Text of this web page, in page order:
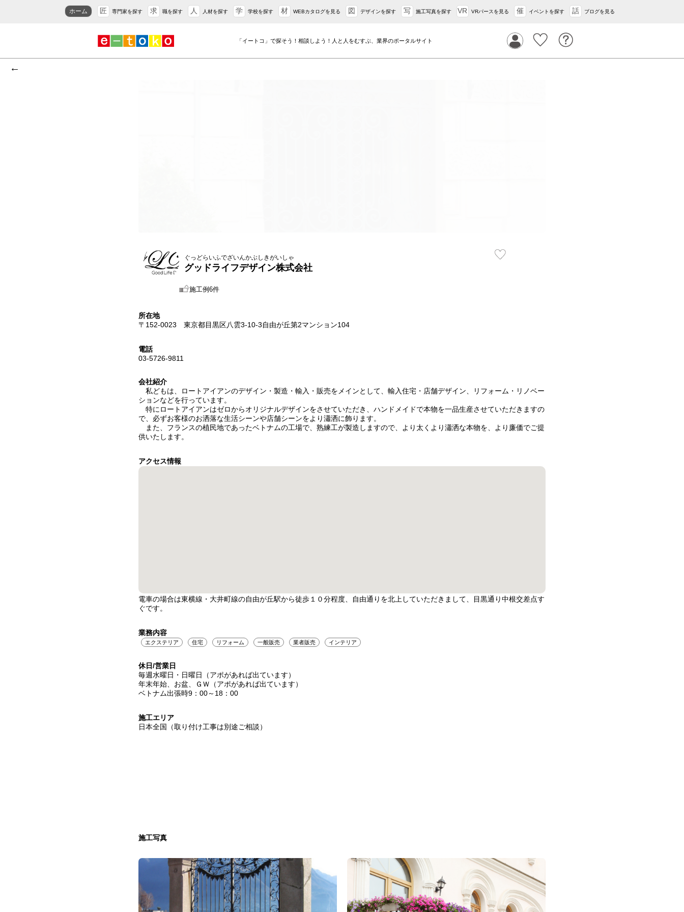
ホーム 匠 専門家を探す 求 職を探す 人 人材を探す 学 学校を探す 材 WEBカタログを見る 図 デザインを探す 写 施工写真を探す VR VRパースを見る 催 イベントを探す 話 ブログを見る
「イートコ」で探そう！相談しよう！人と人をむすぶ、業界のポータルサイト
←
ぐっどらいふでざいんかぶしきがいしゃ
グッドライフデザイン株式会社
施工例6件
所在地
〒152-0023 東京都目黒区八雲3-10-3自由が丘第2マンション104
電話
03-5726-9811
会社紹介
私どもは、ロートアイアンのデザイン・製造・輸入・販売をメインとして、輸入住宅・店舗デザイン、リフォーム・リノベー
ションなどを行っています。
特にロートアイアンはゼロからオリジナルデザインをさせていただき、ハンドメイドで本物を一品生産させていただきますの
で、必ずお客様のお洒落な生活シーンや店舗シーンをより瀟洒に飾ります。
また、フランスの植民地であったベトナムの工場で、熟練工が製造しますので、より太くより瀟洒な本物を、より廉価でご提
供いたします。
アクセス情報
電車の場合は東横線・大井町線の自由が丘駅から徒歩１０分程度、自由通りを北上していただきまして、目黒通り中根交差点す
ぐです。
業務内容
エクステリア 住宅 リフォーム 一般販売 業者販売 インテリア
休日/営業日
毎週水曜日・日曜日（アポがあれば出ています）
年末年始、お盆、ＧＷ（アポがあれば出ています）
ベトナム出張時9：00～18：00
施工エリア
日本全国（取り付け工事は別途ご相談）
施工写真